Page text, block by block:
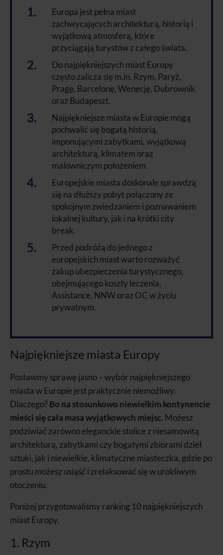
Europa jest pełna miast
zachwycających architekturą, historią i
wyjątkową atmosferą, które
przyciągają turystów z całego świata.
Do najpiękniejszych miast Europy
często zalicza się m.in. Rzym, Paryż,
Pragę, Barcelonę, Wenecję, Dubrownik
oraz Budapeszt.
Najpiękniejsze miasta w Europie mogą
pochwalić się bogatą historią,
imponującymi zabytkami, wyjątkową
architekturą, klimatem oraz
malowniczym położeniem.
Europejskie miasta doskonale sprawdzą
się na dłuższy pobyt połączony ze
spokojnym zwiedzaniem i poznawaniem
lokalnej kultury, jak i na krótki city
break.
Przed podróżą do jednego z
europejskich miast warto rozważyć
zakup ubezpieczenia turystycznego,
obejmującego koszty leczenia,
Assistance, NNW oraz OC w życiu
prywatnym.
Najpiękniejsze miasta Europy
Postawmy sprawę jasno – wybór najpiękniejszego
miasta w Europie jest praktycznie niemożliwy.
Dlaczego? Bo na stosunkowo niewielkim kontynencie
mieści się cała masa wyjątkowych miejsc. Możesz
podziwiać zarówno eleganckie stolice z niesamowitą
architekturą, zabytkami czy bogatymi zbiorami dzieł
sztuki, jak i niewielkie, klimatyczne miasteczka, gdzie po
prostu możesz usiąść i zrelaksować się w urokliwym
otoczeniu.
Poniżej przygotowaliśmy ranking 10 najpiękniejszych
miast Europy.
1. Rzym